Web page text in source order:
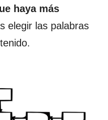
haya más
elegir las palabras